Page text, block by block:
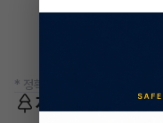
주
* 정확한 정보는 판매자와 반드
저공해차량 정보